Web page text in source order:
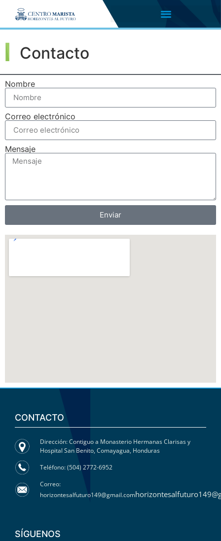
Contacto
Nombre
Correo electrónico
Mensaje
Enviar
CONTACTO
Dirección: Contiguo a Monasterio Hermanas Clarisas y
Hospital San Benito, Comayagua, Honduras
Teléfono: (504) 2772-6952
Correo:
horizontesalfuturo149@gmail.com
SÍGUENOS